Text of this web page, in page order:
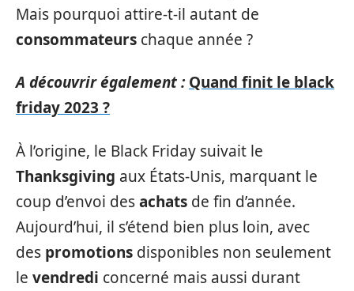
Mais pourquoi attire-t-il autant de
consommateurs chaque année ?
A découvrir également : Quand finit le black
friday 2023 ?
À l’origine, le Black Friday suivait le
Thanksgiving aux États-Unis, marquant le
coup d’envoi desachats de fin d’année.
Aujourd’hui, il s’étend bien plus loin, avec
des promotions disponibles non seulement
le vendredi concerné mais aussi durant